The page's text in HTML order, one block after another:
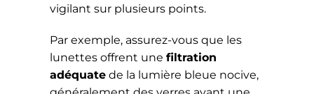
vigilant sur plusieurs points.
Par exemple, assurez-vous que les
lunettes offrent une filtration
adéquate de la lumière bleue nocive,